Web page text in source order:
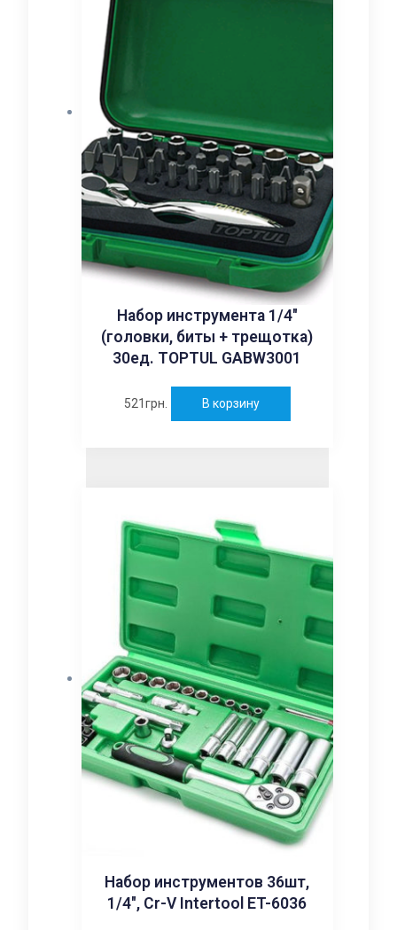
Набор инструмента 1/4″
(головки, биты + трещотка)
30ед. TOPTUL GABW3001
521грн. В корзину
Набор инструментов 36шт,
1/4″, Cr-V Intertool ET-6036